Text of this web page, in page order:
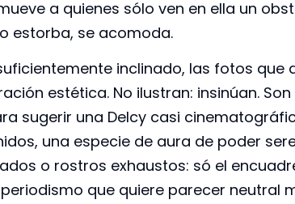
a quienes sólo ven en ella un
estorba, se acomoda.
inclinado, las fotos que
estética. No ilustran: insinúan.
sugerir una Delcy casi
una especie de aura de poder
o rostros exhaustos: só el
que quiere parecer neutral